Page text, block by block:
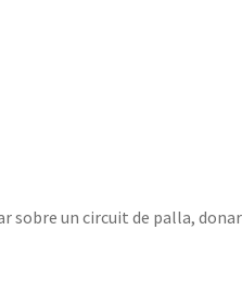
sobre un circuit de palla,